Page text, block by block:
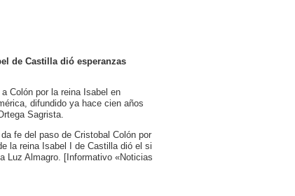
de Castilla dió esperanzas
Colón por la reina Isabel en
difundido ya hace cien años
Sagrista.
fe del paso de Cristobal Colón por
la reina Isabel I de Castilla dió el si
Luz Almagro. [Informativo «Noticias